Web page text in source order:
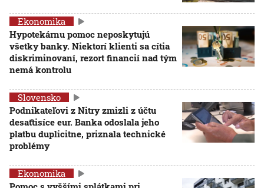
Ekonomika
Hypotekárnu pomoc neposkytujú
všetky banky. Niektorí klienti sa cítia
diskriminovaní, rezort financií nad tým
nemá kontrolu
Slovensko
Podnikateľovi z Nitry zmizli z účtu
desaťtisíce eur. Banka odoslala jeho
platbu duplicitne, priznala technické
problémy
Ekonomika